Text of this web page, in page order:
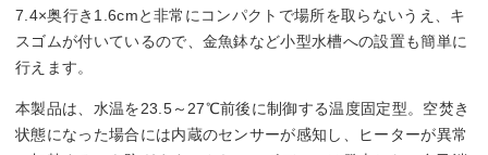
7.4×奥行き1.6cmと非常にコンパクトで場所を取らないうえ、キ
スゴムが付いているので、金魚鉢など小型水槽への設置も簡単に
行えます。
本製品は、水温を23.5～27℃前後に制御する温度固定型。空焚き
状態になった場合には内蔵のセンサーが感知し、ヒーターが異常